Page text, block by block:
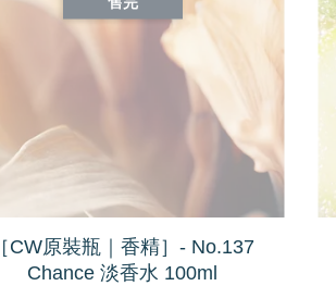
［CW原裝瓶｜香精］- No.137
Chance 淡香水 100ml